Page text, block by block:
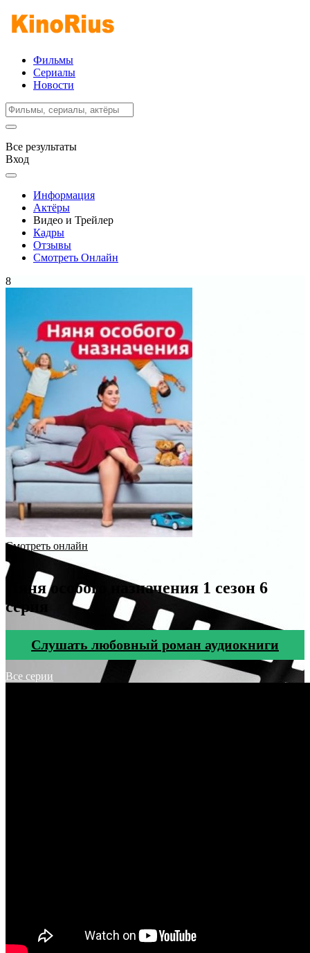
Фильмы
Сериалы
Новости
Все результаты
Вход
Информация
Актёры
Видео и Трейлер
Кадры
Отзывы
Смотреть Онлайн
8
Смотреть онлайн
Няня особого назначения 1 сезон 6
серия
Cлушать любовный роман аудиокниги
Все серии